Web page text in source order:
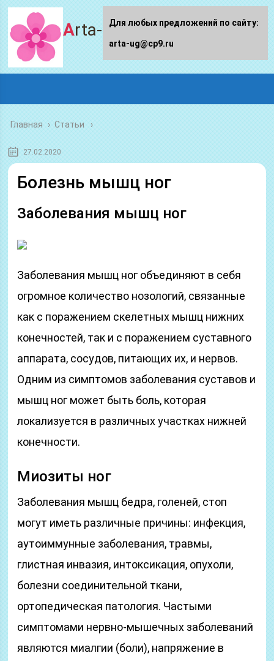
Arta-ug.ru
Главная › Статьи
27.02.2020
Болезнь мышц ног
Заболевания мышц ног
Заболевания мышц ног объединяют в себя
огромное количество нозологий, связанные
как с поражением скелетных мышц нижних
конечностей, так и с поражением суставного
аппарата, сосудов, питающих их, и нервов.
Одним из симптомов заболевания суставов и
мышц ног может быть боль, которая
локализуется в различных участках нижней
конечности.
Миозиты ног
Заболевания мышц бедра, голеней, стоп
могут иметь различные причины: инфекция,
аутоиммунные заболевания, травмы,
глистная инвазия, интоксикация, опухоли,
болезни соединительной ткани,
ортопедическая патология. Частыми
симптомами нервно-мышечных заболеваний
являются миалгии (боли), напряжение в
Для любых предложений по сайту:
arta-ug@cp9.ru